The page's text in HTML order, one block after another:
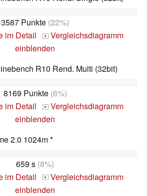
3587 Punkte (22%)
im Detail + Vergleichsdiagramm
einblenden
R10 Rend. Multi (32bit)
8169 Punkte(6%)
im Detail + Vergleichsdiagramm
einblenden
2.0 1024m *
659 s (8%)
im Detail + Vergleichsdiagramm
einblenden